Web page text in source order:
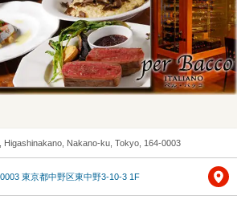
Higashinakano, Nakano-ku, Tokyo, 164-0003
東京都中野区東中野3-10-3 1F